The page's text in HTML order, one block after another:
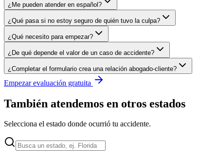
¿Me pueden atender en español?
¿Qué pasa si no estoy seguro de quién tuvo la culpa?
¿Qué necesito para empezar?
¿De qué depende el valor de un caso de accidente?
¿Completar el formulario crea una relación abogado-cliente?
Empezar evaluación gratuita
También atendemos en otros estados
Selecciona el estado donde ocurrió tu accidente.